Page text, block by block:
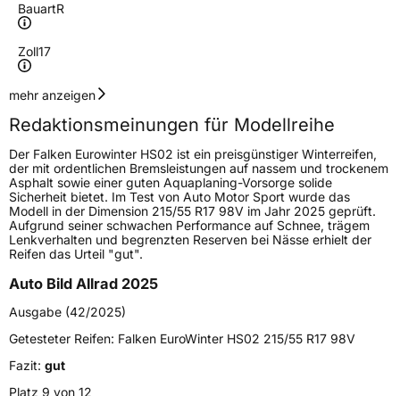
BauartR
Zoll17
Geschwindigkeitsindex
Höchstgeschwindigkeit
240 km/h
Lastindex98
Höchstlast750 kg
Gewicht (in kg) 10,3 kg
FahrzeugtypPKW
VerwendungWinterreifen
Modellname
FahrzeugartPKW & SUV
mehr anzeigen
Redaktionsmeinungen für Modellreihe
Der Falken Eurowinter HS02 ist ein preisgünstiger Winterreifen,
der mit ordentlichen Bremsleistungen auf nassem und trockenem
Asphalt sowie einer guten Aquaplaning-Vorsorge solide
Sicherheit bietet. Im Test von Auto Motor Sport wurde das
Modell in der Dimension 215/55 R17 98V im Jahr 2025 geprüft.
Aufgrund seiner schwachen Performance auf Schnee, trägem
Lenkverhalten und begrenzten Reserven bei Nässe erhielt der
Reifen das Urteil "gut".
Auto Bild Allrad 2025
Ausgabe (42/2025)
Getesteter Reifen: Falken EuroWinter HS02 215/55 R17 98V
Fazit: gut
Platz 9 von 12